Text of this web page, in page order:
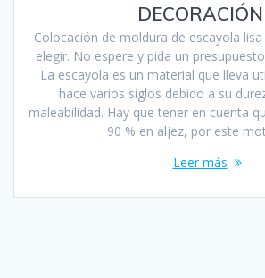
DECORACIÓN
Colocación de moldura de escayola
elegir. No espere y pida un
La escayola es un material que lleva
hace varios siglos debido a su
maleabilidad. Hay que tener en cuenta
90 % en aljez, por este
Leer más